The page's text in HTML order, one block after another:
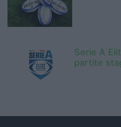
Serie A
partite